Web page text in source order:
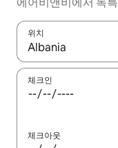
위치
결과가 나오면 위·아
체크인
체크아웃